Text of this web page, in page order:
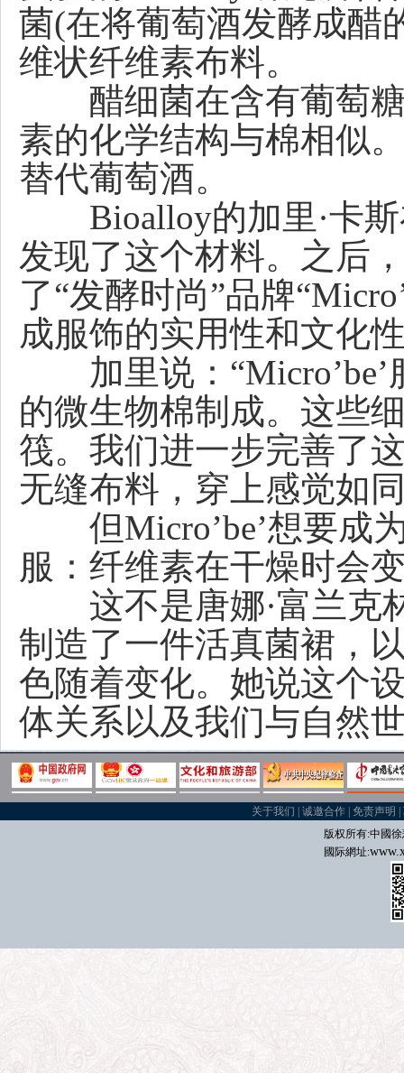
菌(在将葡萄酒发酵成醋
维状纤维素布料。
醋细菌在含有葡萄糖
素的化学结构与棉相似
替代葡萄酒。
Bioalloy的加里·卡斯
发现了这个材料。之后
了“发酵时尚”品牌
成服饰的实用性和文化
加里说：“Micro’be’
的微生物棉制成。这些
筏。我们进一步完善了
无缝布料，穿上感觉如
但Micro’be’想要成
服：纤维素在干燥时会
这不是唐娜·富兰克
制造了一件活真菌裙，
色随着变化。她说这个
体关系以及我们与自然
关于我们 |诚邀合作 |免责声明 |
版权所有:中國
國际網址: